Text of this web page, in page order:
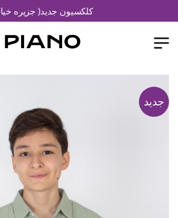
کلکسیون جدید( جزیره خیال)
جدید